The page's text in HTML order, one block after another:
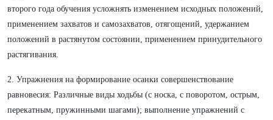
второго года обучения усложнять изменением исходных положений,
применением захватов и самозахватов, отягощений, удержанием
положений в растянутом состоянии, применением принудительного
растягивания.
2. Упражнения на формирование осанки совершенствование
равновесия: Различные виды ходьбы (с носка, с поворотом, острым,
перекатным, пружинными шагами); выполнение упражнений с